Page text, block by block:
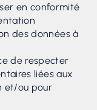
en conformité
des données à
de respecter
liées aux
et/ou pour